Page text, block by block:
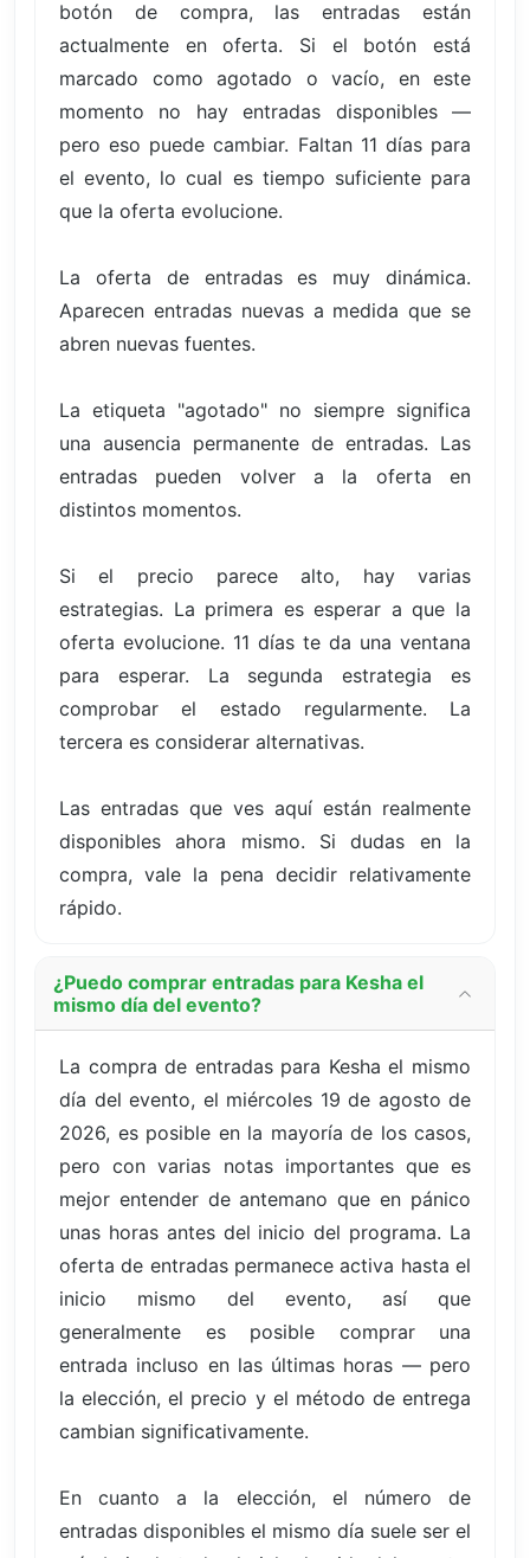
botón de compra, las entradas están
actualmente en oferta. Si el botón está
marcado como agotado o vacío, en este
momento no hay entradas disponibles —
pero eso puede cambiar. Faltan 11 días para
el evento, lo cual es tiempo suficiente para
que la oferta evolucione.
La oferta de entradas es muy dinámica.
Aparecen entradas nuevas a medida que se
abren nuevas fuentes.
La etiqueta "agotado" no siempre significa
una ausencia permanente de entradas. Las
entradas pueden volver a la oferta en
distintos momentos.
Si el precio parece alto, hay varias
estrategias. La primera es esperar a que la
oferta evolucione. 11 días te da una ventana
para esperar. La segunda estrategia es
comprobar el estado regularmente. La
tercera es considerar alternativas.
Las entradas que ves aquí están realmente
disponibles ahora mismo. Si dudas en la
compra, vale la pena decidir relativamente
rápido.
¿Puedo comprar entradas para Kesha el
mismo día del evento?
La compra de entradas para Kesha el mismo
día del evento, el miércoles 19 de agosto de
2026, es posible en la mayoría de los casos,
pero con varias notas importantes que es
mejor entender de antemano que en pánico
unas horas antes del inicio del programa. La
oferta de entradas permanece activa hasta el
inicio mismo del evento, así que
generalmente es posible comprar una
entrada incluso en las últimas horas — pero
la elección, el precio y el método de entrega
cambian significativamente.
En cuanto a la elección, el número de
entradas disponibles el mismo día suele ser el